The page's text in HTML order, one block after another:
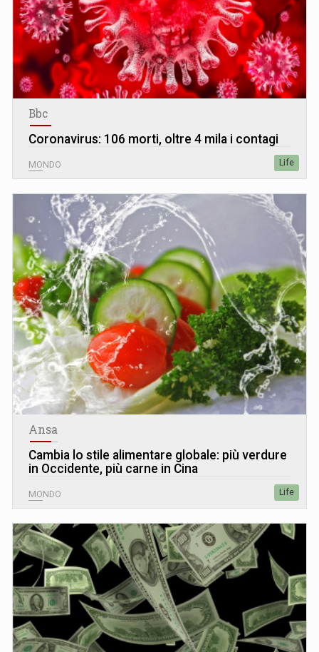
Bbc
Coronavirus: 106 morti, oltre 4 mila i contagi
MONDO Life
Ansa
Cambia lo stile alimentare globale: più verdure
in Occidente, più carne in Cina
MONDO Life